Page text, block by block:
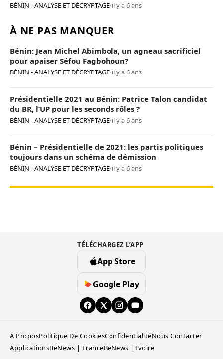
BÉNIN - ANALYSE ET DÉCRYPTAGE•il y a 6 ans
À NE PAS MANQUER
Bénin: Jean Michel Abimbola, un agneau sacrificiel
pour apaiser Séfou Fagbohoun?
BÉNIN - ANALYSE ET DÉCRYPTAGE•il y a 6 ans
Présidentielle 2021 au Bénin: Patrice Talon candidat
du BR, l’UP pour les seconds rôles ?
BÉNIN - ANALYSE ET DÉCRYPTAGE•il y a 6 ans
Bénin – Présidentielle de 2021: les partis politiques
toujours dans un schéma de démission
BÉNIN - ANALYSE ET DÉCRYPTAGE•il y a 6 ans
TÉLÉCHARGEZ L’APP
App Store
Google Play
A ProposPolitique De CookiesConfidentialitéNous Contacter
ApplicationsBeNews | FranceBeNews | Ivoire